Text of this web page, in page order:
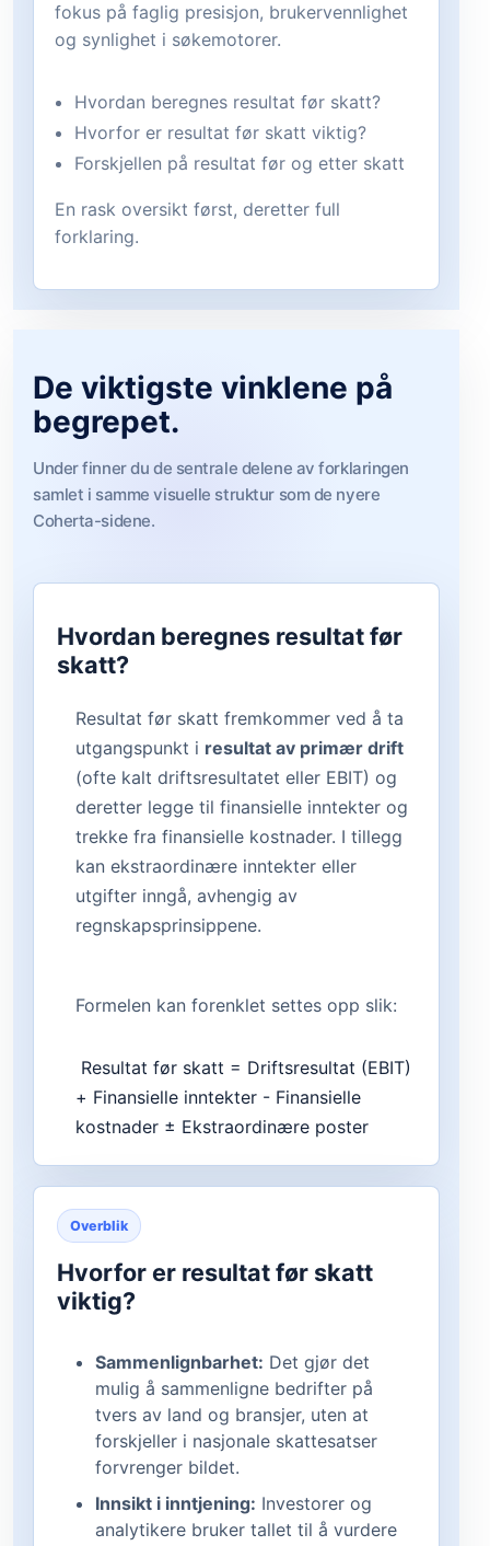
fokus på faglig presisjon, brukervennlighet
og synlighet i søkemotorer.
Hvordan beregnes resultat før skatt?
Hvorfor er resultat før skatt viktig?
Forskjellen på resultat før og etter skatt
En rask oversikt først, deretter full
forklaring.
De viktigste vinklene på
begrepet.
Under finner du de sentrale delene av forklaringen
samlet i samme visuelle struktur som de nyere
Coherta-sidene.
Hvordan beregnes resultat før
skatt?
Resultat før skatt fremkommer ved å ta
utgangspunkt i resultat av primær drift
(ofte kalt driftsresultatet eller EBIT) og
deretter legge til finansielle inntekter og
trekke fra finansielle kostnader. I tillegg
kan ekstraordinære inntekter eller
utgifter inngå, avhengig av
regnskapsprinsippene.
Formelen kan forenklet settes opp slik:
+ Finansielle inntekter - Finansielle
kostnader ± Ekstraordinære poster
Overblik
Hvorfor er resultat før skatt
viktig?
Sammenlignbarhet: Det gjør det
mulig å sammenligne bedrifter på
tvers av land og bransjer, uten at
forskjeller i nasjonale skattesatser
forvrenger bildet.
Innsikt i inntjening: Investorer og
analytikere bruker tallet til å vurdere